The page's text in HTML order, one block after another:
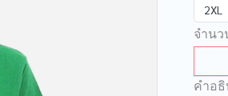
2XL
จำน
คำอ